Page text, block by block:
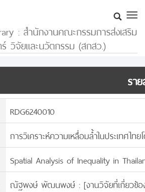
: สำนักงานคณะกรรมการส่งเสริม
วิจัยและนวัตกรรม (สกสว.)
รา
RDG6240010
การวิเคราะห์ความเหลื่อมล้ำในประเทศไท
Spatial Analysis of Inequality in
ณัฐพงษ์ พัฒนพงษ์ : [งานวิจัยที่เกี่ยวข้